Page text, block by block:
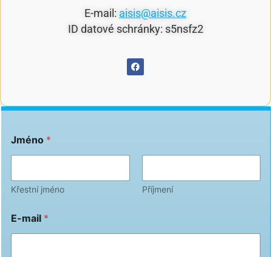
E-mail: aisis@aisis.cz
ID datové schránky: s5nsfz2
Jméno *
Křestní jméno Příjmení
E-mail *